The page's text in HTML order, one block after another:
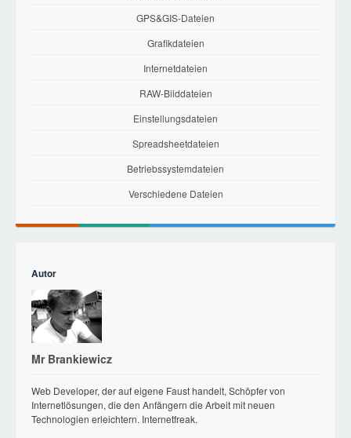
GPS&GIS-Dateien
Grafikdateien
Internetdateien
RAW-Bilddateien
Einstellungsdateien
Spreadsheetdateien
Betriebssystemdateien
Verschiedene Dateien
Autor
Mr Brankiewicz
Web Developer, der auf eigene Faust handelt, Schöpfer von
Internetlösungen, die den Anfängern die Arbeit mit neuen
Technologien erleichtern. Internetfreak.